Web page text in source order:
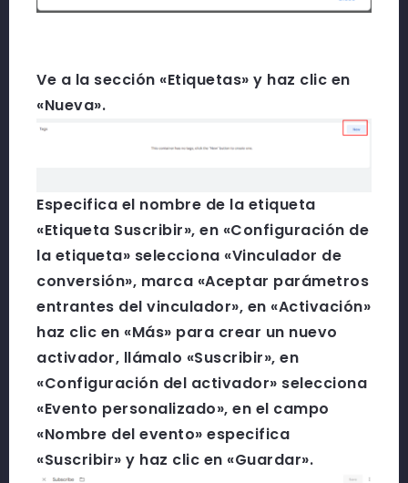
Ve a la sección «Etiquetas» y haz clic en
«Nueva».
Especifica el nombre de la etiqueta
«Etiqueta Suscribir», en «Configuración de
la etiqueta» selecciona «Vinculador de
conversión», marca «Aceptar parámetros
entrantes del vinculador», en «Activación»
haz clic en «Más» para crear un nuevo
activador, llámalo «Suscribir», en
«Configuración del activador» selecciona
«Evento personalizado», en el campo
«Nombre del evento» especifica
«Suscribir» y haz clic en «Guardar».